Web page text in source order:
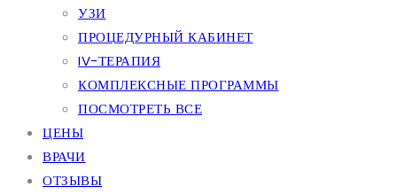
УЗИ
ПРОЦЕДУРНЫЙ КАБИНЕТ
IV-ТЕРАПИЯ
КОМПЛЕКСНЫЕ ПРОГРАММЫ
ПОСМОТРЕТЬ ВСЕ
ЦЕНЫ
ВРАЧИ
ОТЗЫВЫ